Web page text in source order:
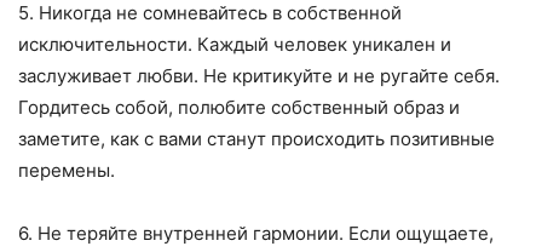
5. Никогда не сомневайтесь в собственной
исключительности. Каждый человек уникален и
заслуживает любви. Не критикуйте и не ругайте себя.
Гордитесь собой, полюбите собственный образ и
заметите, как с вами станут происходить позитивные
перемены.
6. Не теряйте внутренней гармонии. Если ощущаете,